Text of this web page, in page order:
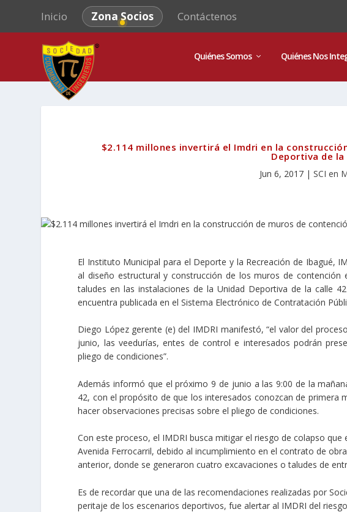
Inicio Zona Socios Contáctenos
Quiénes Somos Quiénes Nos
$2.114 millones invertirá el Imdri en la
Deportiva de la
Jun 6, 2017 |SCI en
El Instituto Municipal para el Deporte y la Recreación de Ibagué,
al diseño estructural y construcción de los muros de
taludes en las instalaciones de la Unidad Deportiva de la calle
encuentra publicada en el Sistema Electrónico de Contratación
Diego López gerente (e) del IMDRI manifestó, “el valor del
junio, las veedurías, entes de control e interesados podrán
pliego de condiciones”.
Además informó que el próximo 9 de junio a las 9:00 de la
42, con el propósito de que los interesados conozcan de primera
hacer observaciones precisas sobre el pliego de condiciones.
Con este proceso, el IMDRI busca mitigar el riesgo de colapso
Avenida Ferrocarril, debido al incumplimiento en el contrato de
anterior, donde se generaron cuatro excavaciones o taludes de
Es de recordar que una de las recomendaciones realizadas por
peritaje de los escenarios deportivos, fue alertar al IMDRI del